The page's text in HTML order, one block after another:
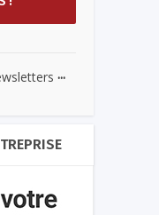
...